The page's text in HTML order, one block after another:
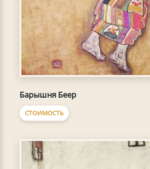
Барышня Беер
СТОИМОСТЬ